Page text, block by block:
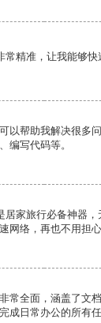
精准，让我能够快
以帮助我解决很多
编写代码等。
居家旅行必备神器
网络，再也不用担心
常全面，涵盖了文
成日常办公的所有任